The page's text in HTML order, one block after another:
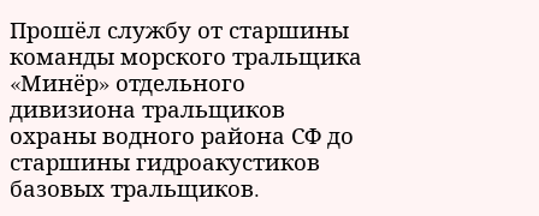
Прошёл службу от старшины
команды морского тральщика
«Минёр» отдельного
дивизиона тральщиков
охраны водного района СФ до
старшины гидроакустиков
базовых тральщиков.